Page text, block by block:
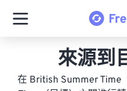
來源到
在 British Summer Time